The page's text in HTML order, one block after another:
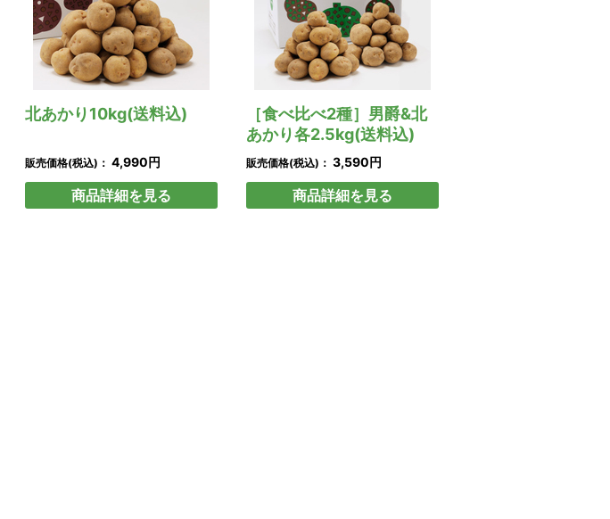
北あかり10kg(送料込)
販売価格(税込)： 4,990円
商品詳細を見る
［食べ比べ2種］男爵&北
あかり各2.5kg(送料込)
販売価格(税込)： 3,590円
商品詳細を見る